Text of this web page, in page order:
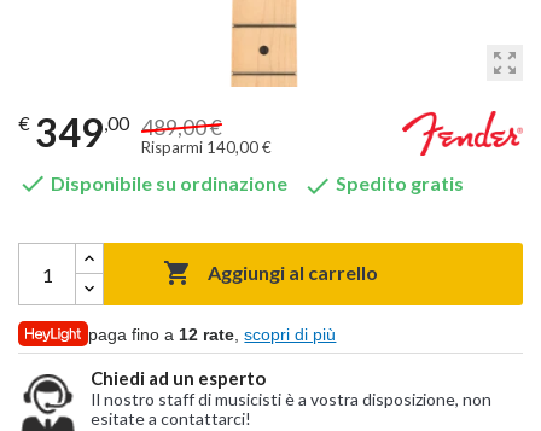
zoom_out_map
€ 349,00 489,00 €
Risparmi 140,00 €
 Disponibile su ordinazione  Spedito gratis
 Aggiungi al carrello
paga fino a 12 rate ,scopri di più
Chiedi ad un esperto
Il nostro staff di musicisti è a vostra disposizione, non
esitate a contattarci!